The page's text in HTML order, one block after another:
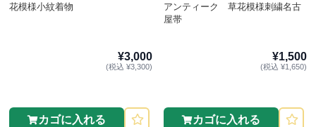
花模様小紋着物
¥3,000
(税込 ¥3,300)
カゴに入れる
アンティーク 草花模様刺繍名古
屋帯
¥1,500
(税込 ¥1,650)
カゴに入れる